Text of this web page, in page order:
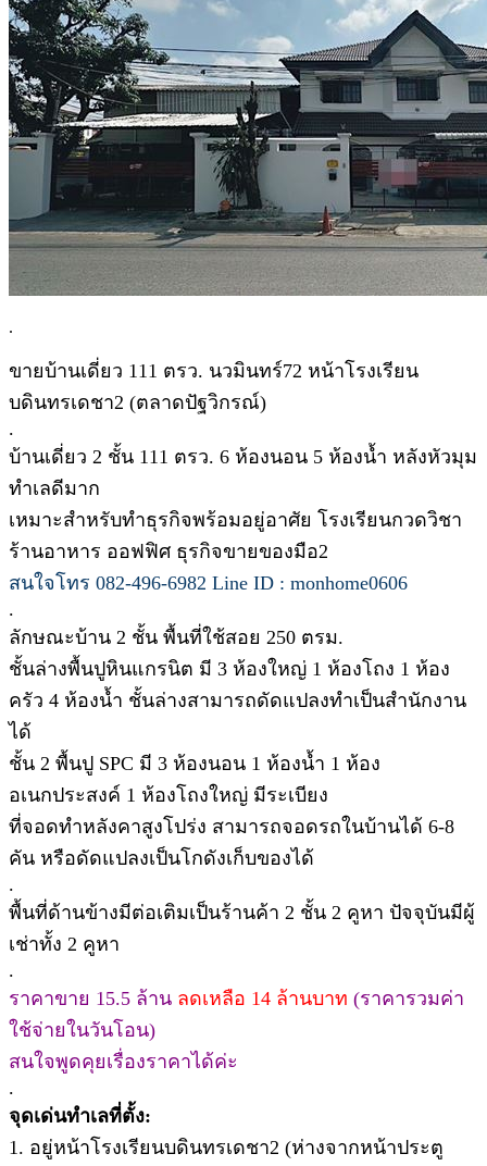
.
ขายบ้านเดี่ยว 111 ตรว. นวมินทร์72 หน้าโรงเรียน
บดินทรเดชา2 (ตลาดปัฐวิกรณ์)
.
บ้านเดี่ยว 2 ชั้น 111 ตรว. 6 ห้องนอน 5 ห้องน้ำ หลังหัวมุม
ทำเลดีมาก
เหมาะสำหรับทำธุรกิจพร้อมอยู่อาศัย โรงเรียนกวดวิชา
ร้านอาหาร ออฟฟิศ ธุรกิจขายของมือ2
สนใจโทร 082-496-6982 Line ID : monhome0606
.
ลักษณะบ้าน 2 ชั้น พื้นที่ใช้สอย 250 ตรม.
ชั้นล่างพื้นปูหินแกรนิต มี 3 ห้องใหญ่ 1 ห้องโถง 1 ห้อง
ครัว 4 ห้องน้ำ ชั้นล่างสามารถดัดแปลงทำเป็นสำนักงาน
ได้
ชั้น 2 พื้นปู SPC มี 3 ห้องนอน 1 ห้องน้ำ 1 ห้อง
อเนกประสงค์ 1 ห้องโถงใหญ่ มีระเบียง
ที่จอดทำหลังคาสูงโปร่ง สามารถจอดรถในบ้านได้ 6-8
คัน หรือดัดแปลงเป็นโกดังเก็บของได้
.
พื้นที่ด้านข้างมีต่อเติมเป็นร้านค้า 2 ชั้น 2 คูหา ปัจจุบันมีผู้
เช่าทั้ง 2 คูหา
.
ราคาขาย 15.5 ล้าน ลดเหลือ 14 ล้านบาท (ราคารวมค่า
ใช้จ่ายในวันโอน)
สนใจพูดคุยเรื่องราคาได้ค่ะ
.
จุดเด่นทำเลที่ตั้ง:
1. อยู่หน้าโรงเรียนบดินทรเดชา2 (ห่างจากหน้าประตู